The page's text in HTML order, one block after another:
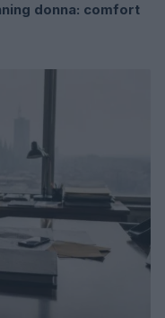
donna: comfort